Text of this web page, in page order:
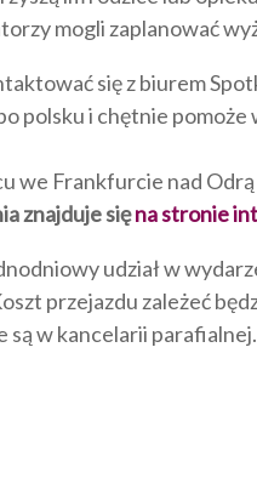
mogli zaplanować
się z biurem
polsku i chętnie
we Frankfurcie nad Odrą
znajduje sięna stronie
udział w
przejazdu zależeć
są w kancelarii parafialnej.